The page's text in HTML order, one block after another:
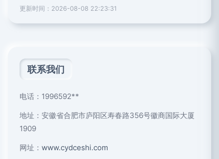
更新时间：2026-08-08 22:23:31
联系我们
电话：1996592**
地址：安徽省合肥市庐阳区寿春路356号徽商国际大厦
1909
网址： www.cydceshi.com